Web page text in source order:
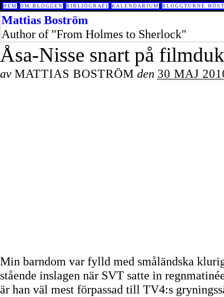
HEM OM BLOGGEN BIBLIOGRAFI KALENDARIUM BLOGGTURNÉ
Mattias Boström
Author of "From Holmes to Sherlock"
Åsa-Nisse snart på
av MATTIAS BOSTRÖM den 30 MAJ
Min barndom var fylld med småländska
stående inslagen när SVT satte in
är han väl mest förpassad till TV4:s